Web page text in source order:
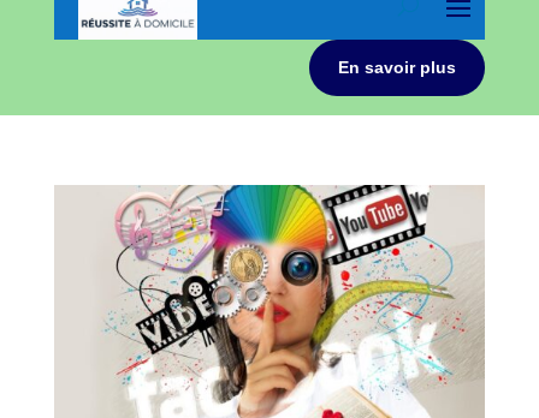
En savoir plus